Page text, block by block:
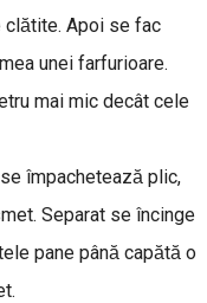
clătite. Apoi se fac
unei farfurioare.
mai mic decât cele
împachetează plic,
Separat se încinge
pane până capătă o